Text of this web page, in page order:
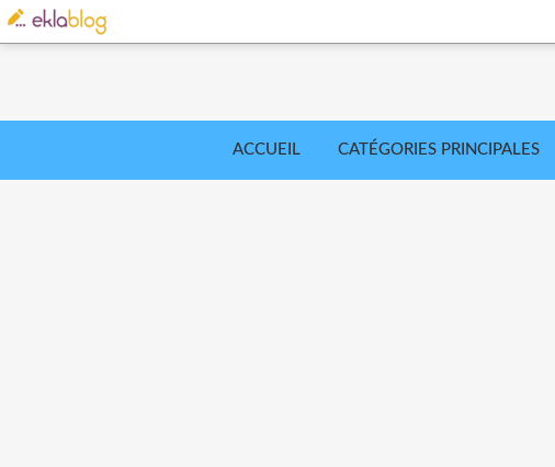
ACCUEIL CATÉGORIES PRINCIPALES